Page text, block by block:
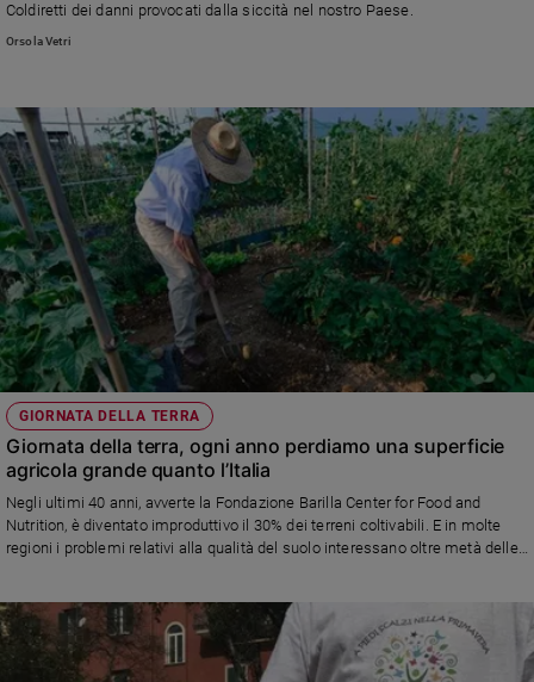
Coldiretti dei danni provocati dalla siccità nel nostro Paese.
Orsola Vetri
GIORNATA DELLA TERRA
Giornata della terra, ogni anno perdiamo una superficie
agricola grande quanto l’Italia
Negli ultimi 40 anni, avverte la Fondazione Barilla Center for Food and
Nutrition, è diventato improduttivo il 30% dei terreni coltivabili. E in molte
regioni i problemi relativi alla qualità del suolo interessano oltre metà delle